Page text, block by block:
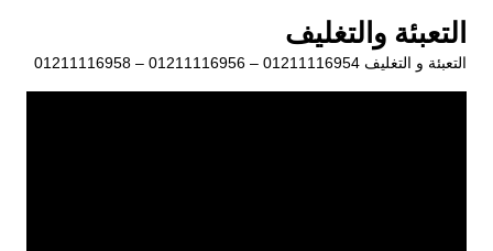
المحتوى
التعبئة والتغليف
التعبئة و التغليف 01211116954 – 01211116956 – 01211116958